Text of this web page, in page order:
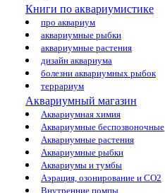
Книги по аквариумистике
про аквариум
аквариумные рыбки
аквариумные растения
дизайн аквариума
болезни аквариумных рыбок
террариум
Аквариумный магазин
Аквариумная химия
Аквариумные беспозвоночные
Аквариумные растения
Аквариумные рыбки
Аквариумы и тумбы
Аэрация, озонирование и CO2
Внутренние помпы